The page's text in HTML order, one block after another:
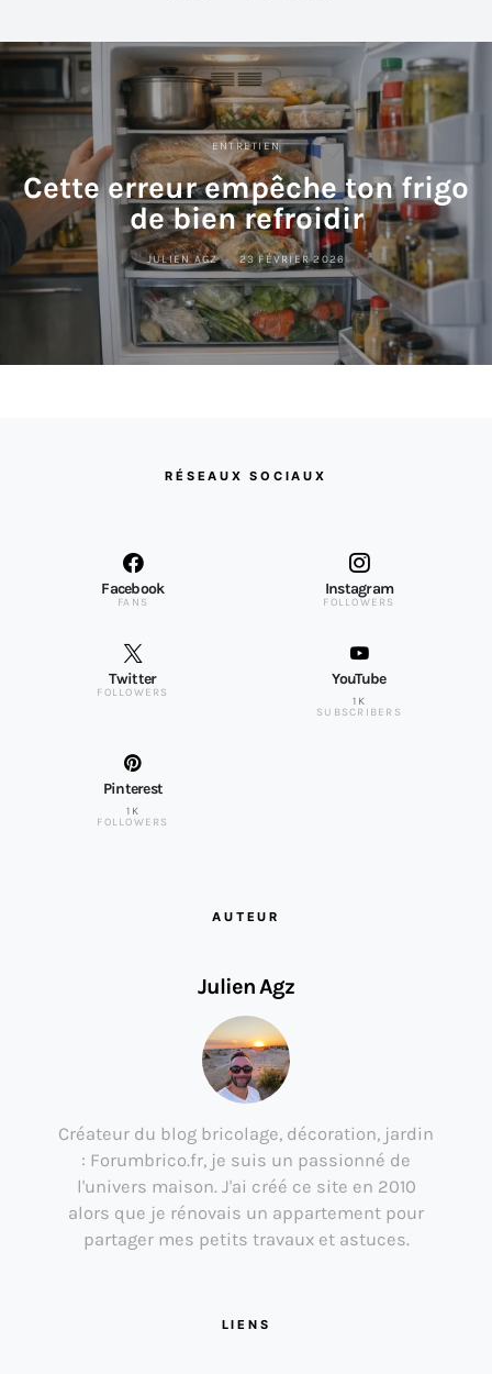
ENTRETIEN
Cette erreur empêche ton frigo
de bien refroidir
JULIEN AGZ 23 FÉVRIER 2026
RÉSEAUX SOCIAUX
Facebook
FANS
Instagram
FOLLOWERS
Twitter
FOLLOWERS
YouTube
1K
SUBSCRIBERS
Pinterest
1K
FOLLOWERS
AUTEUR
Julien Agz
Créateur du blog bricolage, décoration, jardin
: Forumbrico.fr, je suis un passionné de
l'univers maison. J'ai créé ce site en 2010
alors que je rénovais un appartement pour
partager mes petits travaux et astuces.
LIENS